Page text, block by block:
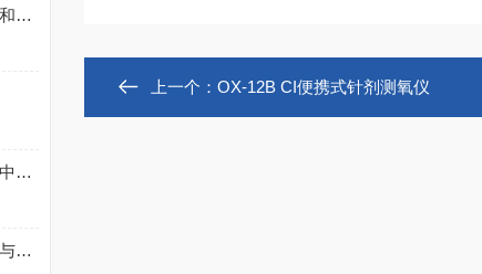
谈一谈石蜡针入度仪的结构特点和工作原理
油质在线监测系统谈汽轮机运行中的维护常识
润滑脂凡士林恒温锥入度仪应用与注意事项
上一个： OX-12B CI便携式针剂测氧仪